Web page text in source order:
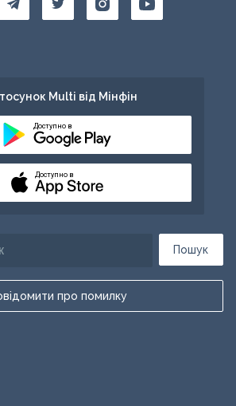
Пошук
про помилку
Multi від Мінфін
Доступно в
Доступно в